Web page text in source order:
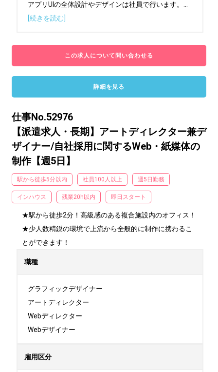
アプリUIの全体設計やデザインは社員で行います。 ...
[続きを読む]
この求人について問い合わせる
詳細を見る
仕事No.52976
【派遣求人・長期】アートディレクター兼デ
ザイナー/自社採用に関するWeb・紙媒体の
制作【週5日】
駅から徒歩5分以内 社員100人以上 週5日勤務
インハウス 残業20h以内 即日スタート
★駅から徒歩2分！高級感のある複合施設内のオフィス！
★少人数精鋭の環境で上流から全般的に制作に携わるこ
とができます！
職種
グラフィックデザイナー
アートディレクター
Webディレクター
Webデザイナー
雇用区分